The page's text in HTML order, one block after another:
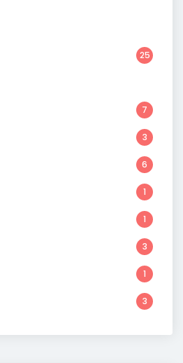
25
7
3
6
1
1
3
1
3